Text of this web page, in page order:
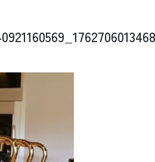
ョン